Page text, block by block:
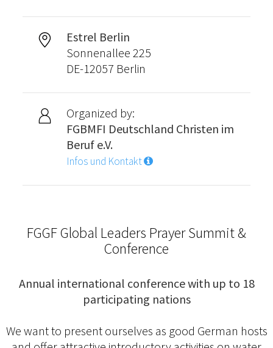
Estrel Berlin
Sonnenallee 225
DE-12057 Berlin
Organized by:
FGBMFI Deutschland Christen im
Beruf e.V.
Infos und Kontakt
FGGF Global Leaders Prayer Summit &
Conference
Annual international conference with up to 18
participating nations
We want to present ourselves as good German hosts